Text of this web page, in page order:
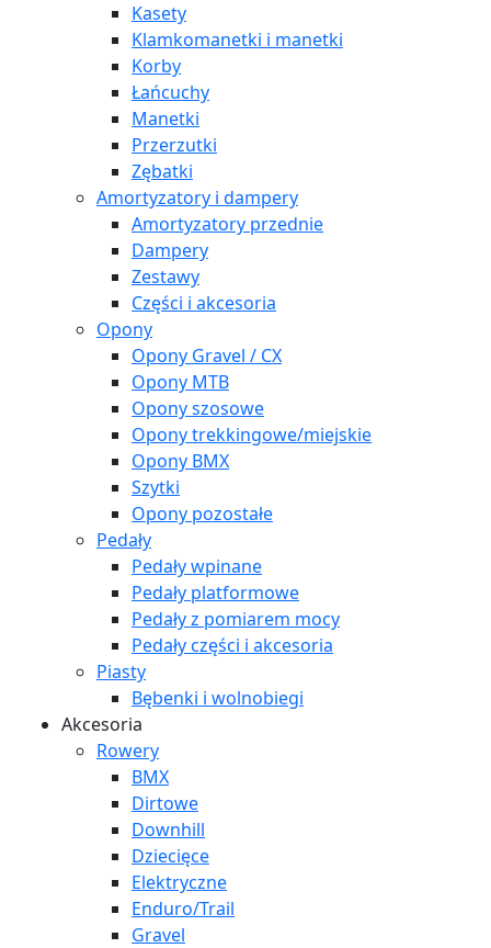
Kasety
Klamkomanetki i manetki
Korby
Łańcuchy
Manetki
Przerzutki
Zębatki
Amortyzatory i dampery
Amortyzatory przednie
Dampery
Zestawy
Części i akcesoria
Opony
Opony Gravel / CX
Opony MTB
Opony szosowe
Opony trekkingowe/miejskie
Opony BMX
Szytki
Opony pozostałe
Pedały
Pedały wpinane
Pedały platformowe
Pedały z pomiarem mocy
Pedały części i akcesoria
Piasty
Bębenki i wolnobiegi
Akcesoria
Rowery
BMX
Dirtowe
Downhill
Dziecięce
Elektryczne
Enduro/Trail
Gravel